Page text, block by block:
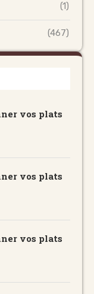
(1)
(467)
vos plats
vos plats
vos plats